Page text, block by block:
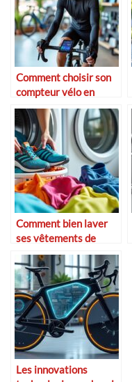
Comment choisir son
compteur vélo en
2025
Comment bien laver
ses vêtements de
sport
Les innovations